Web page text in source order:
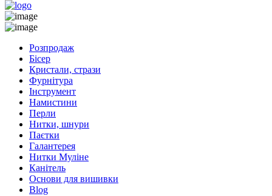
Розпродаж
Бісер
Кристали, стрази
Фурнітура
Інструмент
Намистини
Перли
Нитки, шнури
Паєтки
Галантерея
Нитки Муліне
Канітель
Основи для вишивки
Blog